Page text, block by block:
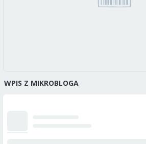
WPIS Z MIKROBLOGA